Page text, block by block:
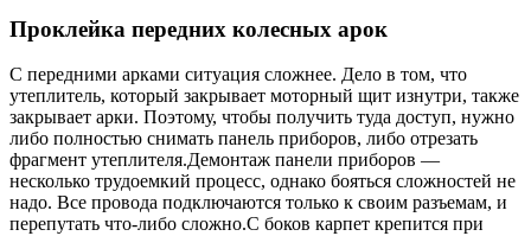
Проклейка передних колесных арок
С передними арками ситуация сложнее. Дело в том, что
утеплитель, который закрывает моторный щит изнутри, также
закрывает арки. Поэтому, чтобы получить туда доступ, нужно
либо полностью снимать панель приборов, либо отрезать
фрагмент утеплителя.Демонтаж панели приборов —
несколько трудоемкий процесс, однако бояться сложностей не
надо. Все провода подключаются только к своим разъемам, и
перепутать что-либо сложно.С боков карпет крепится при